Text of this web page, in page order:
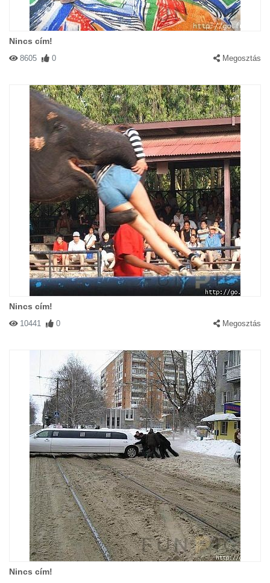
Nincs cím!
8605 0 Megosztás
Nincs cím!
10441 0 Megosztás
Nincs cím!